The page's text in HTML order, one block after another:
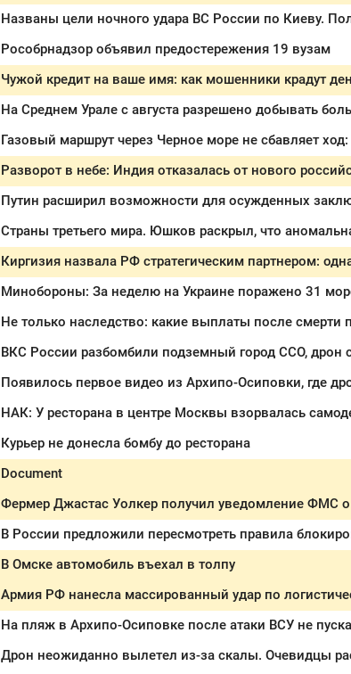
Названы цели ночного удара ВС России по Киеву.
Рособрнадзор объявил предостережения 19 вузам
Чужой кредит на ваше имя: как мошенники крадут
На Среднем Урале с августа разрешено добывать
Путин расширил возможности для осужденных
Страны третьего мира. Юшков раскрыл, что
Минобороны: За неделю на Украине поражено 31
ВКС России разбомбили подземный город ССО, дрон
Появилось первое видео из Архипо-Осиповки, где
НАК: У ресторана в центре Москвы взорвалась
Курьер не донесла бомбу до ресторана
Document
Фермер Джастас Уолкер получил уведомление ФМС
В России предложили пересмотреть правила
В Омске автомобиль въехал в толпу
Армия РФ нанесла массированный удар по